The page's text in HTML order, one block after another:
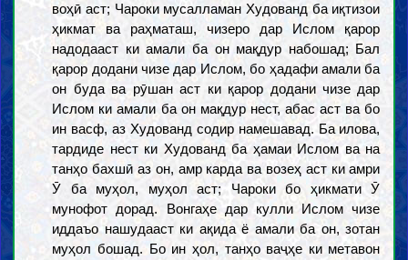
воҳӣ аст; Чароки мусалламан Худованд ба иқтизои
ҳикмат ва раҳматаш, чизеро дар Ислом қарор
надодааст ки амали ба он мақдур набошад; Бал
қарор додани чизе дар Ислом, бо ҳадафи амали ба
он буда ва рӯшан аст ки қарор додани чизе дар
Ислом ки амали ба он мақдур нест, абас аст ва бо
ин васф, аз Худованд содир намешавад. Ба илова,
тардиде нест ки Худованд ба ҳамаи Ислом ва на
танҳо бахшӣ аз он, амр карда ва возеҳ аст ки амри
Ӯ ба муҳол, муҳол аст; Чароки бо ҳикмати Ӯ
мунофот дорад. Вонгаҳе дар кулли Ислом чизе
иддаъо нашудааст ки ақида ё амали ба он, зотан
муҳол бошад. Бо ин ҳол, танҳо ваҷҳе ки метавон